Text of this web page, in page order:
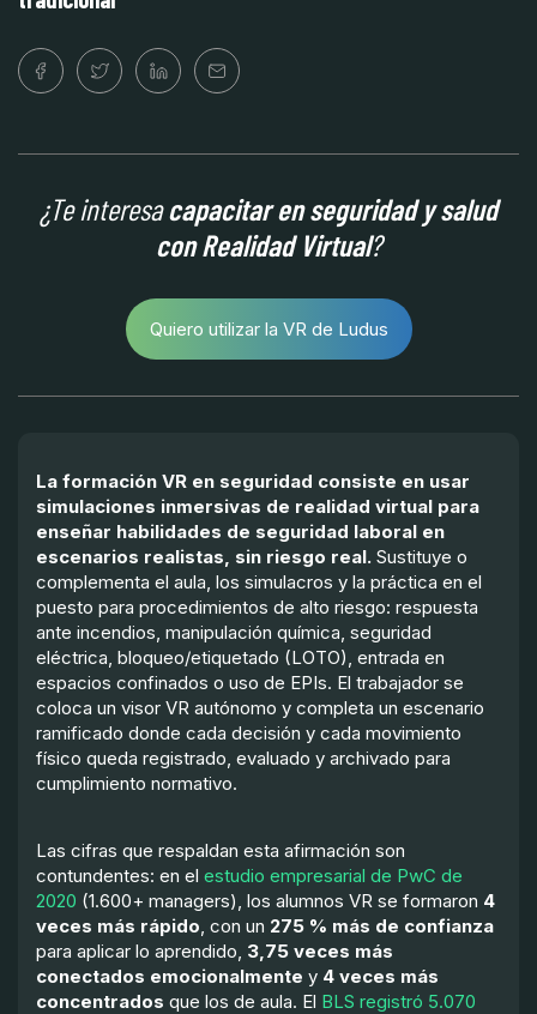
¿Te interesacapacitar en seguridad y salud
con Realidad Virtual?
Quiero utilizar la VR de Ludus
La formación VR en seguridad consiste en usar
simulaciones inmersivas de realidad virtual para
enseñar habilidades de seguridad laboral en
escenarios realistas, sin riesgo real. Sustituye o
complementa el aula, los simulacros y la práctica en el
puesto para procedimientos de alto riesgo: respuesta
ante incendios, manipulación química, seguridad
eléctrica, bloqueo/etiquetado (LOTO), entrada en
espacios confinados o uso de EPIs. El trabajador se
coloca un visor VR autónomo y completa un escenario
ramificado donde cada decisión y cada movimiento
físico queda registrado, evaluado y archivado para
cumplimiento normativo.
Las cifras que respaldan esta afirmación son
contundentes: en el estudio empresarial de PwC de
2020 (1.600+ managers), los alumnos VR se formaron 4
veces más rápido, con un 275 % más de confianza
para aplicar lo aprendido, 3,75 veces más
conectados emocionalmente y 4 veces más
concentrados que los de aula. El BLS registró 5.070